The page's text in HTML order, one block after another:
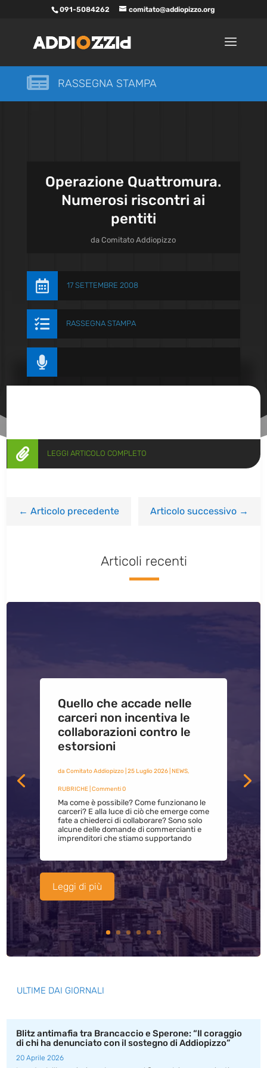
091-5084262 comitato@addiopizzo.org
 RASSEGNA STAMPA
Operazione Quattromura.
Numerosi riscontri ai
pentiti
daComitato Addiopizzo
 17 SETTEMBRE 2008
 RASSEGNA STAMPA

 LEGGI ARTICOLO COMPLETO
←Articolo precedente Articolo successivo→
Articoli recenti
Quello che accade nelle
carceri non incentiva le
collaborazioni contro le
estorsioni
da Comitato Addiopizzo| 25 Luglio 2026| NEWS,
RUBRICHE| Commenti 0
Ma come è possibile? Come funzionano le
carceri? E alla luce di ciò che emerge come
fate a chiederci di collaborare? Sono solo
alcune delle domande di commercianti e
imprenditori che stiamo supportando
Leggi di più
ULTIME DAI GIORNALI
Blitz antimafia tra Brancaccio e Sperone: “Il coraggio
di chi ha denunciato con il sostegno di Addiopizzo”
20 Aprile 2026